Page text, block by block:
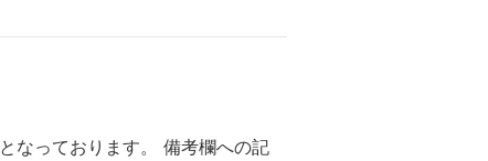
なっております。 備考欄への記